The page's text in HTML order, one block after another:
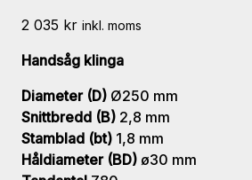
2 035 kr inkl. moms
Handsåg klinga
Diameter (D) Ø250 mm
Snittbredd (B) 2,8 mm
Stamblad (bt) 1,8 mm
Håldiameter (BD) ø30 mm